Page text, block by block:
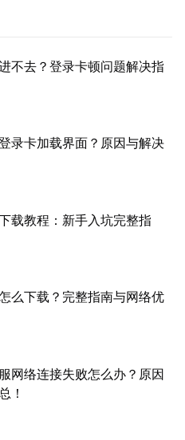
不去？登录卡顿问题解决指
录卡加载界面？原因与解决
载教程：新手入坑完整指
么下载？完整指南与网络优
网络连接失败怎么办？原因
！